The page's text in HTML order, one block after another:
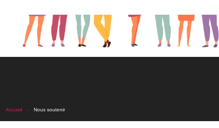
Accueil Nous soutenir